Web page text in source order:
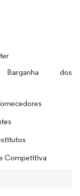
dos
Competitiva